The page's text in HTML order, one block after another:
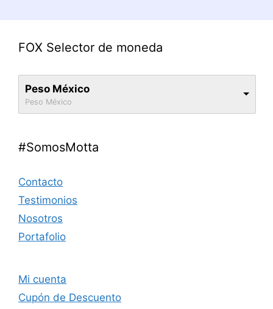
FOX Selector de moneda
Peso México
Peso México
#SomosMotta
Contacto
Testimonios
Nosotros
Portafolio
Mi cuenta
Cupón de Descuento